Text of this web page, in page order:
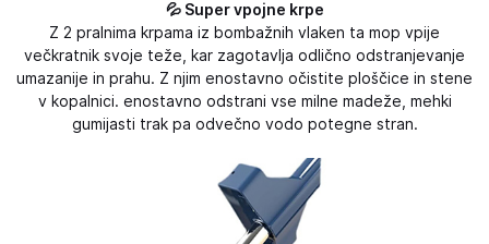
💦 Super vpojne krpe
Z 2 pralnima krpama iz bombažnih vlaken ta mop vpije
večkratnik svoje teže, kar zagotavlja odlično odstranjevanje
umazanije in prahu. Z njim enostavno očistite ploščice in stene
v kopalnici. enostavno odstrani vse milne madeže, mehki
gumijasti trak pa odvečno vodo potegne stran.